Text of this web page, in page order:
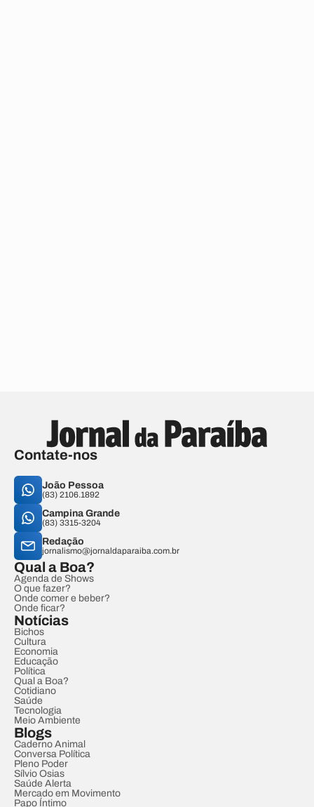
Contate-nos
João Pessoa
(83) 2106.1892
Campina Grande
(83) 3315-3204
Redação
jornalismo@jornaldaparaiba.com.br
Qual a Boa?
Agenda de Shows
O que fazer?
Onde comer e beber?
Onde ficar?
Notícias
Bichos
Cultura
Economia
Educação
Política
Qual a Boa?
Cotidiano
Saúde
Tecnologia
Meio Ambiente
Blogs
Caderno Animal
Conversa Política
Pleno Poder
Sílvio Osias
Saúde Alerta
Mercado em Movimento
Papo Íntimo